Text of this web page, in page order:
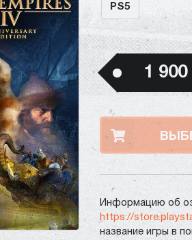
PS5
1 900
Информацию об
https://
название игры в